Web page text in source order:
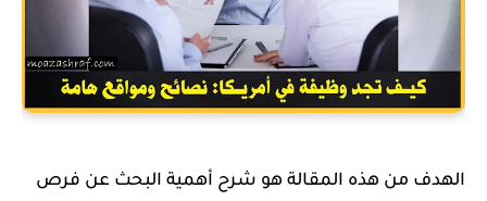
الهدف من هذه المقالة هو شرح أهمية البحث عن فرص